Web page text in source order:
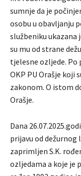
sumnje da je
osobu u obavljanju
službeniku ukazana
su mu od strane
tjelesne ozljede.
OKP PU Orašje koji
zakonom. O istom
Orašje.
Dana
prijavu od dežurnog
zaprimljen S.K.
ozljedama a koje je